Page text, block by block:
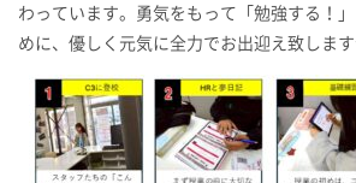
わっています。勇気をもって「勉強する！
めに、優しく元気に全力でお出迎え致しま